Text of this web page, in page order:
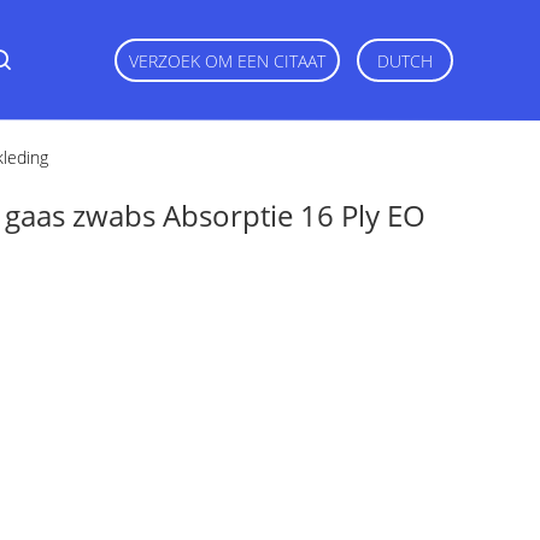
VERZOEK OM EEN CITAAT DUTCH
zwabs Absorptie 16 Ply EO